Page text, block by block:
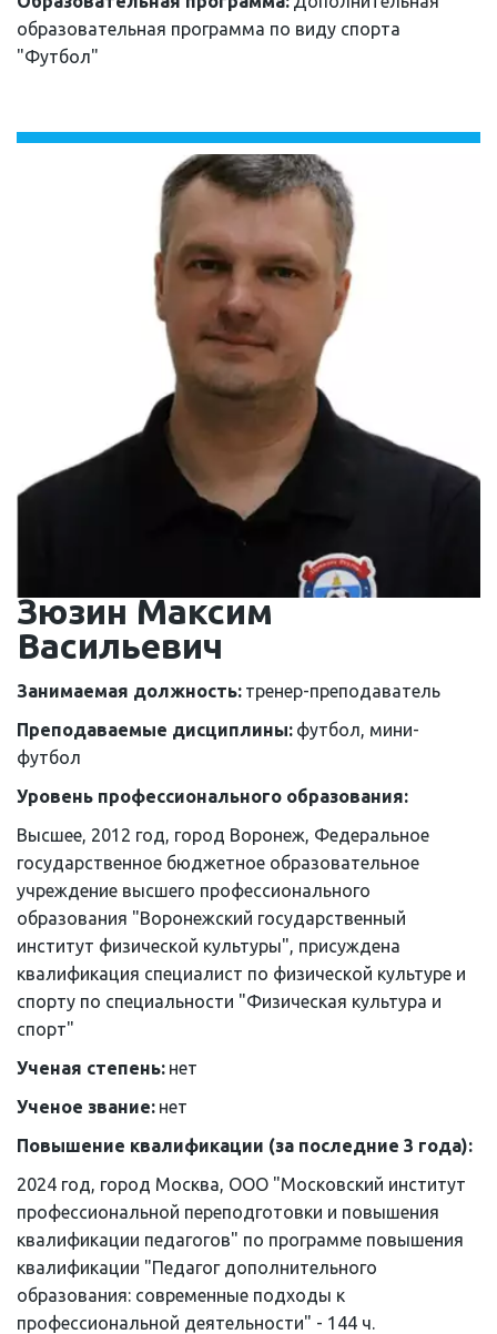
образовательная программа по виду спорта
"Футбол"
Зюзин Максим
Васильевич
Занимаемая должность: тренер-преподаватель
Преподаваемые дисциплины: футбол, мини-
футбол
Уровень профессионального образования:
Высшее, 2012 год, город Воронеж, Федеральное
государственное бюджетное образовательное
учреждение высшего профессионального
образования "Воронежский государственный
институт физической культуры", присуждена
квалификация специалист по физической культуре и
спорту по специальности "Физическая культура и
спорт"
Ученая степень: нет
Ученое звание: нет
Повышение квалификации (за последние 3 года):
2024 год, город Москва, ООО "Московский институт
профессиональной переподготовки и повышения
квалификации педагогов" по программе повышения
квалификации "Педагог дополнительного
образования: современные подходы к
профессиональной деятельности" - 144 ч.